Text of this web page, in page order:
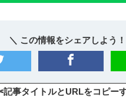
＼ この情報をシェアしよう
事タイトルとURLをコピー